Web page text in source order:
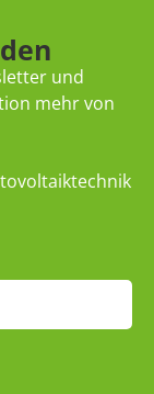
und
mehr von